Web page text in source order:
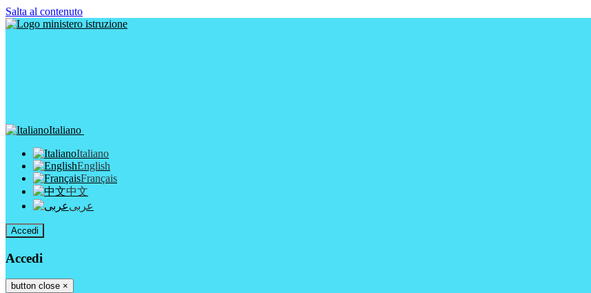
Salta al contenuto
Italiano
Italiano
English
Français
中文
عربى
Accedi
Accedi
button close ×